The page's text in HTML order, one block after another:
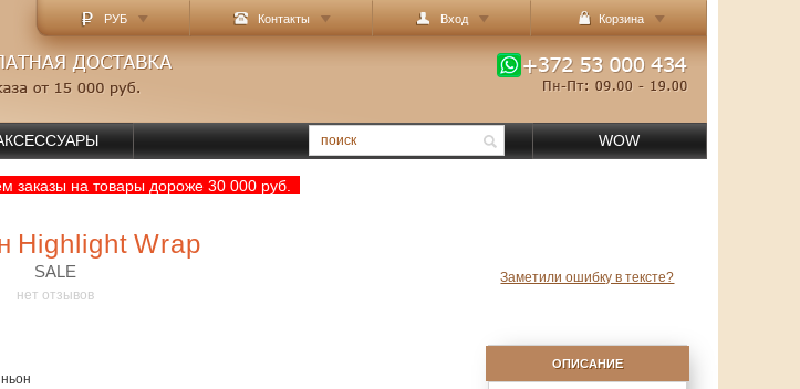
РУБ Контакты Вход Корзина
WOW
на товары дороже 30 000 руб.
Highlight Wrap
SALE
нет отзывов
Заметили ошибку в тексте?
ОПИСАНИЕ